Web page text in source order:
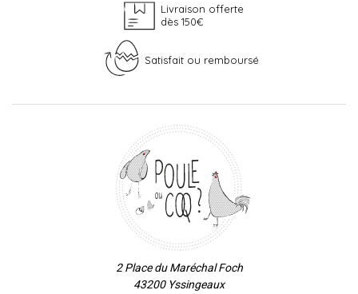
Livraison offerte
dès 150€
Satisfait ou remboursé
2 Place du Maréchal Foch
43200 Yssingeaux